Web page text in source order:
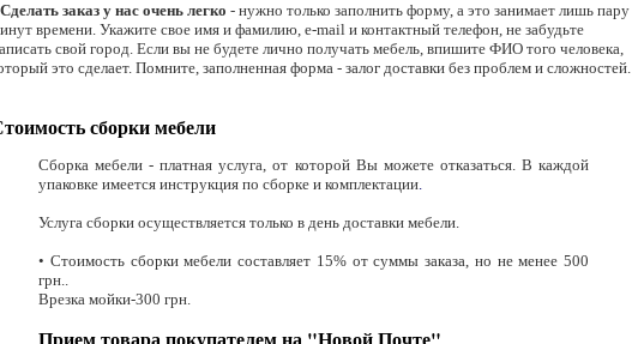
Сделать заказ у нас очень легко - нужно только заполнить форму, а это занимает лишь пару
времени. Укажите свое имя и фамилию, e-mail и контактный телефон, не забудьте
свой город. Если вы не будете лично получать мебель, впишите ФИО того человека,
это сделает. Помните, заполненная форма - залог доставки без проблем и сложностей.
сборки мебели
Сборка мебели - платная услуга, от которой Вы можете отказаться. В каждой
упаковке имеется инструкция по сборке и комплектации.
Услуга сборки осуществляется только в день доставки мебели.
• Стоимость сборки мебели составляет 15% от суммы заказа, но не менее 500
грн..
Врезка мойки-300 грн.